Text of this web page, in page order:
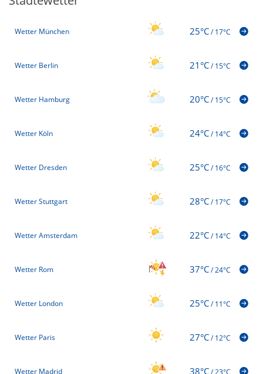
Wetter München 25°C/17°C
Wetter Berlin 21°C/15°C
Wetter Hamburg 20°C/15°C
Wetter Köln 24°C/14°C
Wetter Dresden 25°C/16°C
Wetter Stuttgart 28°C/17°C
Wetter Amsterdam 22°C/14°C
Wetter Rom 37°C/24°C
Wetter London 25°C/11°C
Wetter Paris 27°C/12°C
Wetter Madrid 38°C/23°C